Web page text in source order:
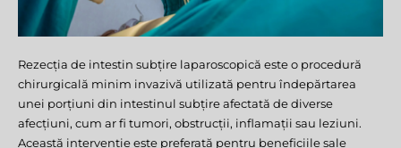
Rezecție de Intestin Subțire
Laparoscopică
Rezecția de intestin subțire laparoscopică este o procedură
chirurgicală minim invazivă utilizată pentru îndepărtarea
unei porțiuni din intestinul subțire afectată de diverse
afecțiuni, cum ar fi tumori, obstrucții, inflamații sau leziuni.
Această intervenție este preferată pentru beneficiile sale